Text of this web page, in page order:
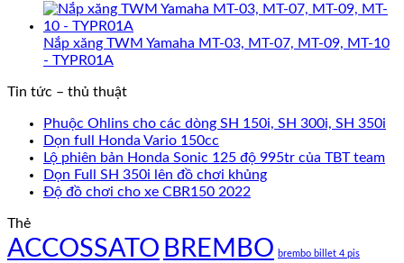
Nắp xăng TWM Yamaha MT-03, MT-07, MT-09, MT-10
- TYPR01A
Tin tức – thủ thuật
Phuộc Ohlins cho các dòng SH 150i, SH 300i, SH 350i
Dọn full Honda Vario 150cc
Lộ phiên bản Honda Sonic 125 độ 995tr của TBT team
Dọn Full SH 350i lên đồ chơi khủng
Độ đồ chơi cho xe CBR150 2022
Thẻ
ACCOSSATO BREMBO brembo billet 4 pis